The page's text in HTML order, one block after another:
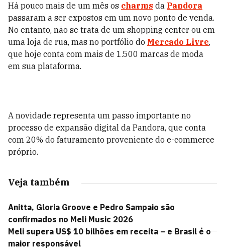
Há pouco mais de um mês os charms da Pandora
passaram a ser expostos em um novo ponto de venda.
No entanto, não se trata de um shopping center ou em
uma loja de rua, mas no portfólio do Mercado Livre,
que hoje conta com mais de 1.500 marcas de moda
em sua plataforma.
A novidade representa um passo importante no
processo de expansão digital da Pandora, que conta
com 20% do faturamento proveniente do e-commerce
próprio.
Veja também
Anitta, Gloria Groove e Pedro Sampaio são
confirmados no Meli Music 2026
Meli supera US$ 10 bilhões em receita – e Brasil é o
maior responsável